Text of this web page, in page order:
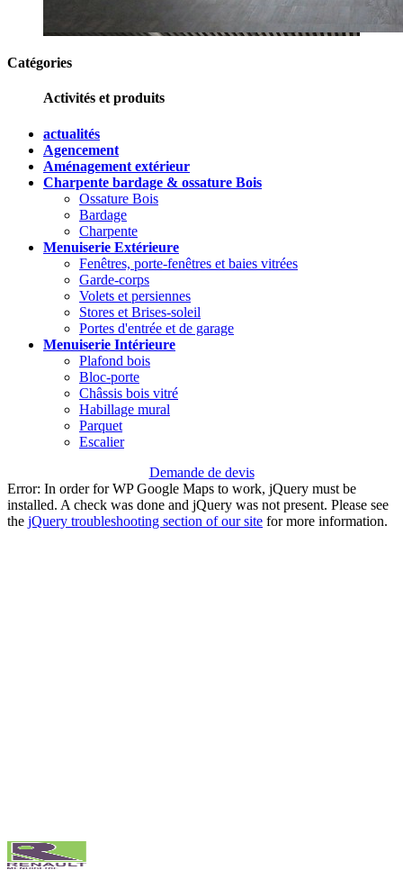
Catégories
Activités et produits
actualités
Agencement
Aménagement extérieur
Charpente bardage & ossature Bois
Ossature Bois
Bardage
Charpente
Menuiserie Extérieure
Fenêtres, porte-fenêtres et baies vitrées
Garde-corps
Volets et persiennes
Stores et Brises-soleil
Portes d'entrée et de garage
Menuiserie Intérieure
Plafond bois
Bloc-porte
Châssis bois vitré
Habillage mural
Parquet
Escalier
Demande de devis
Error: In order for WP Google Maps to work, jQuery must be
installed. A check was done and jQuery was not present. Please see
the jQuery troubleshooting section of our site for more information.